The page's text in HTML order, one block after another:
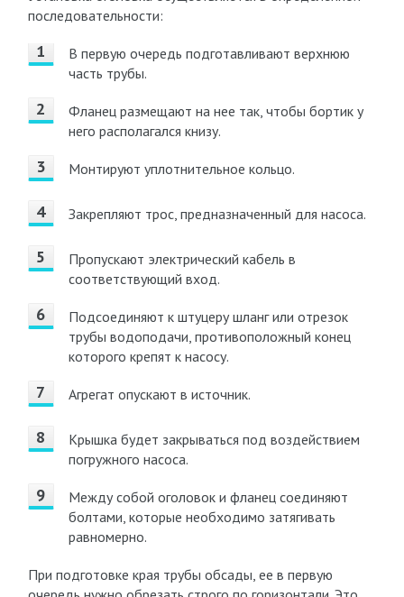
последовательности:
В первую очередь подготавливают верхнюю
часть трубы.
Фланец размещают на нее так, чтобы бортик у
него располагался книзу.
Монтируют уплотнительное кольцо.
Закрепляют трос, предназначенный для насоса.
Пропускают электрический кабель в
соответствующий вход.
Подсоединяют к штуцеру шланг или отрезок
трубы водоподачи, противоположный конец
которого крепят к насосу.
Агрегат опускают в источник.
Крышка будет закрываться под воздействием
погружного насоса.
Между собой оголовок и фланец соединяют
болтами, которые необходимо затягивать
равномерно.
При подготовке края трубы обсады, ее в первую